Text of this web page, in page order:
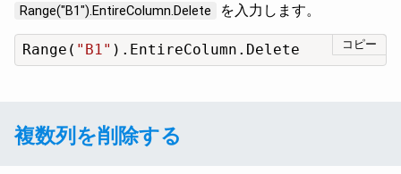
Range("B1").EntireColumn.Delete を入力します。
コピー
Range( "B1" ).EntireColumn.Delete
複数列を削除する